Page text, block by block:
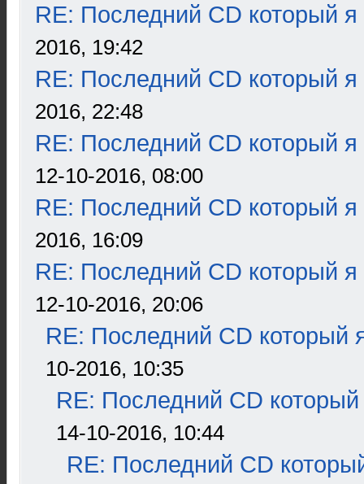
RE: Последний CD который я
2016, 19:42
RE: Последний CD который я
2016, 22:48
RE: Последний CD который я
12-10-2016, 08:00
RE: Последний CD который я
2016, 16:09
RE: Последний CD который я
12-10-2016, 20:06
RE: Последний CD который
10-2016, 10:35
RE: Последний CD который
14-10-2016, 10:44
RE: Последний CD